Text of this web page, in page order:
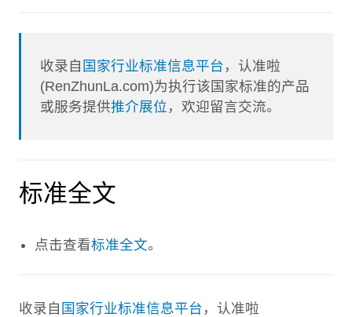
收录自 国家行业标准信息平台 ，认准啦
(RenZhunLa.com)为执行该国家标准的产品
或服务提供推介展位 ，欢迎留言交流。
标准全文
点击查看标准全文。
收录自 国家行业标准信息平台 ，认准啦